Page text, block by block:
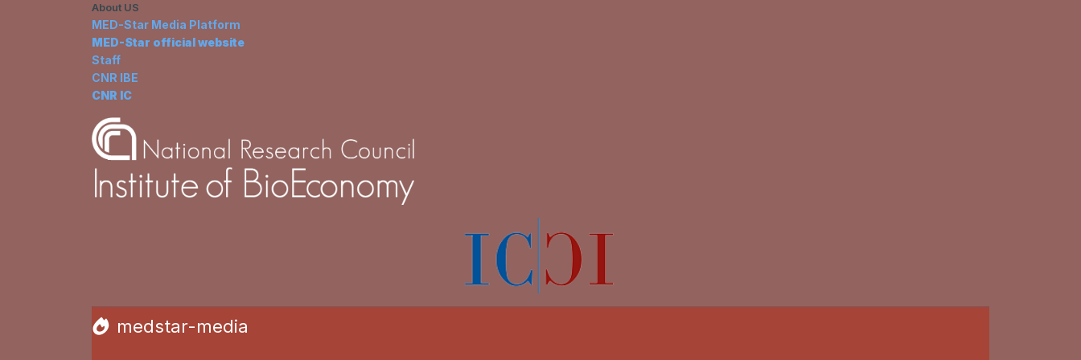
About US
MED-Star Media Platform
MED-Star official website
Staff
CNR IBE
CNR IC
medstar-media